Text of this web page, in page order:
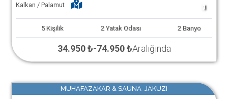
Kalkan / Palamut 1
5 Kişilik 2 Yatak Odası 2 Banyo
34.950 ₺-74.950 ₺Aralığında
MUHAFAZAKAR & SAUNA JAKUZI